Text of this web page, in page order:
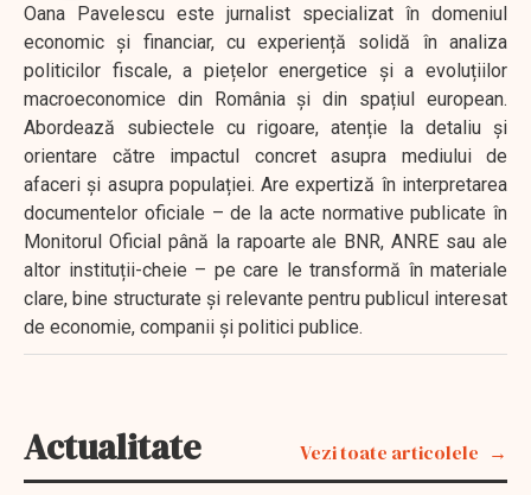
Oana Pavelescu este jurnalist specializat în domeniul
economic și financiar, cu experiență solidă în analiza
politicilor fiscale, a piețelor energetice și a evoluțiilor
macroeconomice din România și din spațiul european.
Abordează subiectele cu rigoare, atenție la detaliu și
orientare către impactul concret asupra mediului de
afaceri și asupra populației. Are expertiză în interpretarea
documentelor oficiale – de la acte normative publicate în
Monitorul Oficial până la rapoarte ale BNR, ANRE sau ale
altor instituții-cheie – pe care le transformă în materiale
clare, bine structurate și relevante pentru publicul interesat
de economie, companii și politici publice.
Actualitate Vezi toate articolele